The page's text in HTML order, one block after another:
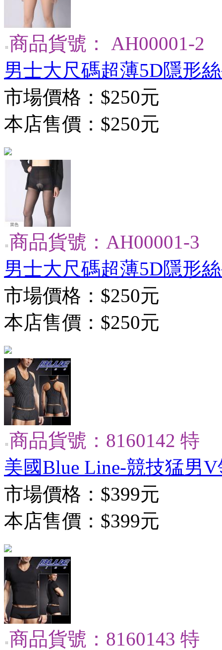
商品貨號： AH00001-2
男士大尺碼超薄5D隱形
市場價格： $250元
本店售價： $250元
商品貨號：AH00001-3
男士大尺碼超薄5D隱形
市場價格： $250元
本店售價： $250元
商品貨號：8160142 特
美國Blue Line-競技猛男
市場價格： $399元
本店售價： $399元
商品貨號：8160143 特